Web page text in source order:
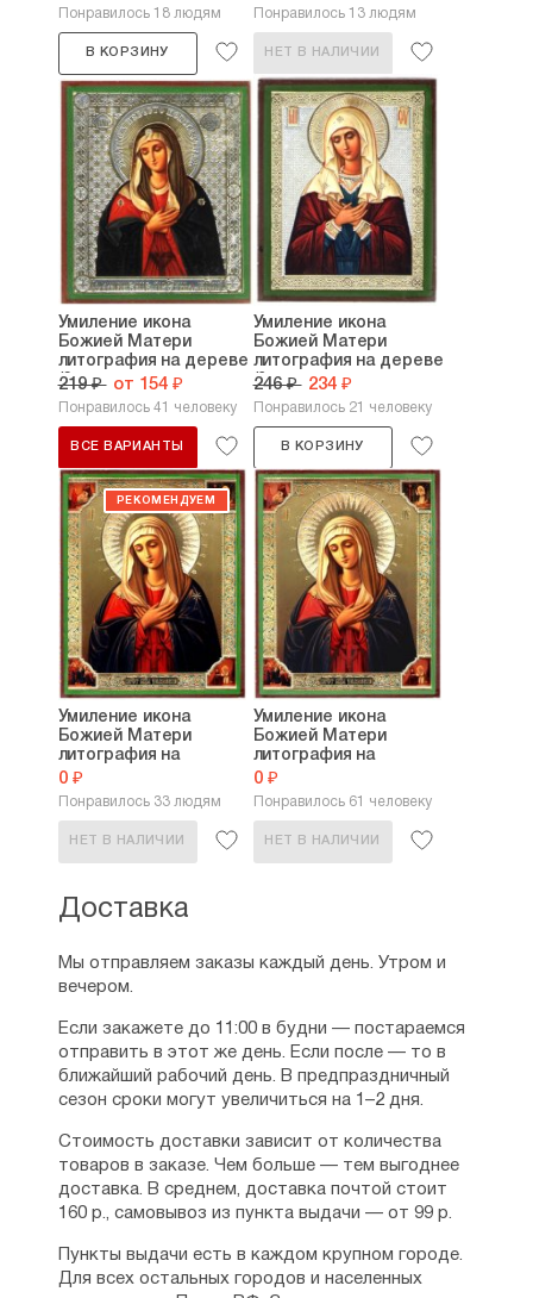
Понравилось 18 людям
В КОРЗИНУ
Понравилось 13 людям
НЕТ В НАЛИЧИИ
Умиление икона
Божией Матери
литография на дереве
(6...
219 ₽ от 154 ₽
Понравилось 41 человеку
ВСЕ ВАРИАНТЫ
Умиление икона
Божией Матери
литография на дереве
(9...
246 ₽ 234 ₽
Понравилось 21 человеку
В КОРЗИНУ
Умиление икона
Божией Матери
литография на
дереве...
0 ₽
Понравилось 33 людям
НЕТ В НАЛИЧИИ
Умиление икона
Божией Матери
литография на
дереве...
0 ₽
Понравилось 61 человеку
НЕТ В НАЛИЧИИ
Доставка
Мы отправляем заказы каждый день. Утром и
вечером.
Если закажете до 11:00 в будни — постараемся
отправить в этот же день. Если после — то в
ближайший рабочий день. В предпраздничный
сезон сроки могут увеличиться на 1–2 дня.
Стоимость доставки зависит от количества
товаров в заказе. Чем больше — тем выгоднее
доставка. В среднем, доставка почтой стоит
160 р., самовывоз из пункта выдачи — от 99 р.
Пункты выдачи есть в каждом крупном городе.
Для всех остальных городов и населенных